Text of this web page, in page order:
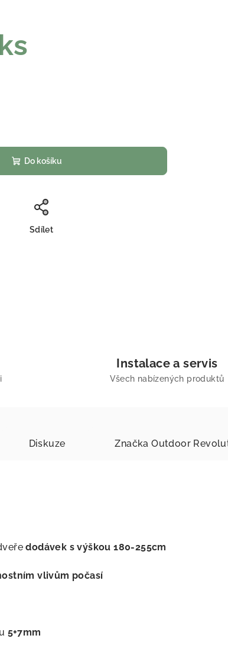
Do košíku
Sdílet
Instalace a servis
Všech nabízených produktů
Diskuze Značka Outdoor
dodávek s výškou 180-255cm
vlivům počasí
5+7mm